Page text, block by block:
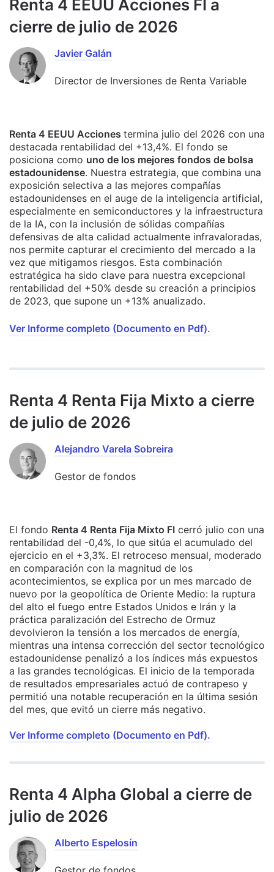
Renta 4 EEUU Acciones FI a
cierre de julio de 2026
Javier Galán
Director de Inversiones de Renta Variable
Renta 4 EEUU Acciones termina julio del 2026 con una
destacada rentabilidad del +13,4%. El fondo se
posiciona como uno de los mejores fondos de bolsa
estadounidense. Nuestra estrategia, que combina una
exposición selectiva a las mejores compañías
estadounidenses en el auge de la inteligencia artificial,
especialmente en semiconductores y la infraestructura
de la IA, con la inclusión de sólidas compañías
defensivas de alta calidad actualmente infravaloradas,
nos permite capturar el crecimiento del mercado a la
vez que mitigamos riesgos. Esta combinación
estratégica ha sido clave para nuestra excepcional
rentabilidad del +50% desde su creación a principios
de 2023, que supone un +13% anualizado.
Ver Informe completo (Documento en Pdf).
Renta 4 Renta Fija Mixto a cierre
de julio de 2026
Alejandro Varela Sobreira
Gestor de fondos
El fondo Renta 4 Renta Fija Mixto FI cerró julio con una
rentabilidad del -0,4%, lo que sitúa el acumulado del
ejercicio en el +3,3%. El retroceso mensual, moderado
en comparación con la magnitud de los
acontecimientos, se explica por un mes marcado de
nuevo por la geopolítica de Oriente Medio: la ruptura
del alto el fuego entre Estados Unidos e Irán y la
práctica paralización del Estrecho de Ormuz
devolvieron la tensión a los mercados de energía,
mientras una intensa corrección del sector tecnológico
estadounidense penalizó a los índices más expuestos
a las grandes tecnológicas. El inicio de la temporada
de resultados empresariales actuó de contrapeso y
permitió una notable recuperación en la última sesión
del mes, que evitó un cierre más negativo.
Ver Informe completo (Documento en Pdf).
Renta 4 Alpha Global a cierre de
julio de 2026
Alberto Espelosín